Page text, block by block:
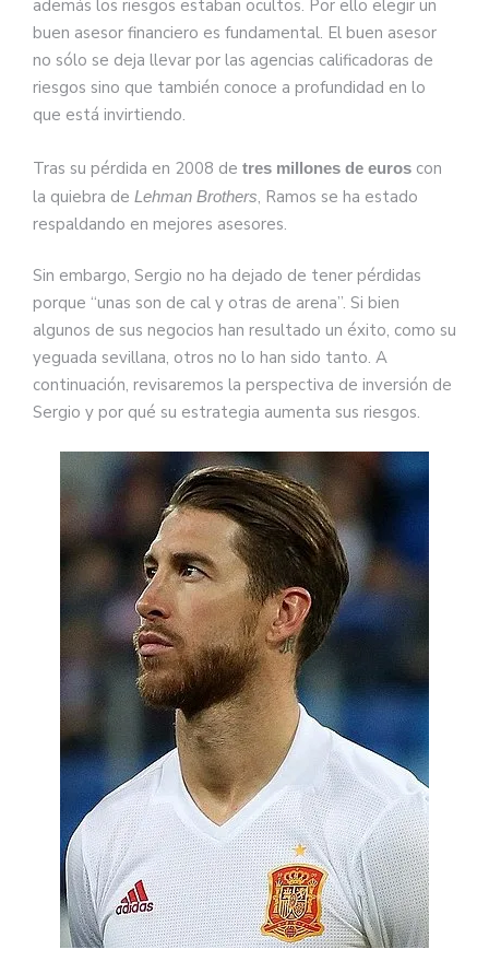
además los riesgos estaban ocultos. Por ello elegir un
buen asesor financiero es fundamental. El buen asesor
no sólo se deja llevar por las agencias calificadoras de
riesgos sino que también conoce a profundidad en lo
que está invirtiendo.
Tras su pérdida en 2008 de tres millones de euros con
la quiebra de Lehman Brothers, Ramos se ha estado
respaldando en mejores asesores.
Sin embargo, Sergio no ha dejado de tener pérdidas
porque “unas son de cal y otras de arena”. Si bien
algunos de sus negocios han resultado un éxito, como su
yeguada sevillana, otros no lo han sido tanto. A
continuación, revisaremos la perspectiva de inversión de
Sergio y por qué su estrategia aumenta sus riesgos.